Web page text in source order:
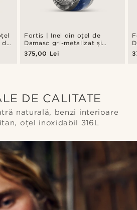
de
Fortis | Inel din oțel de
Damasc gri-metalizat și
argintiu, cu incrustație Lapis
Lazuli
375,00 Lei
DE CALITATE
naturală, benzi interioare
oțel inoxidabil 316L